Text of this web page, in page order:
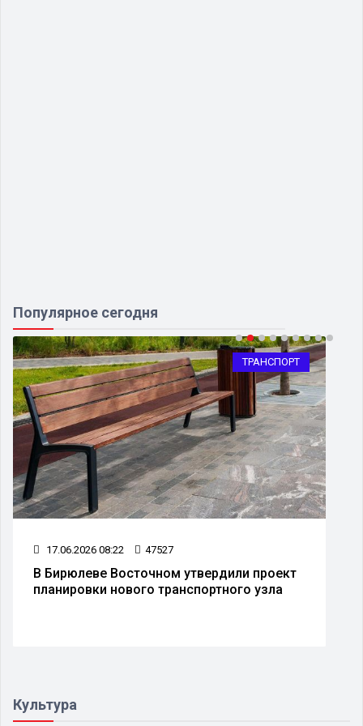
Популярное сегодня
ТРАНСПОРТ
17.06.2026 08:22 47527
В Бирюлеве Восточном утвердили проект
планировки нового транспортного узла
Культура